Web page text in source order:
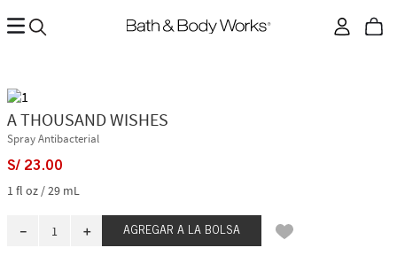
A THOUSAND WISHES
Spray Antibacterial
S/ 23.00
1 fl oz / 29 mL
＋
－ AGREGAR A LA BOLSA